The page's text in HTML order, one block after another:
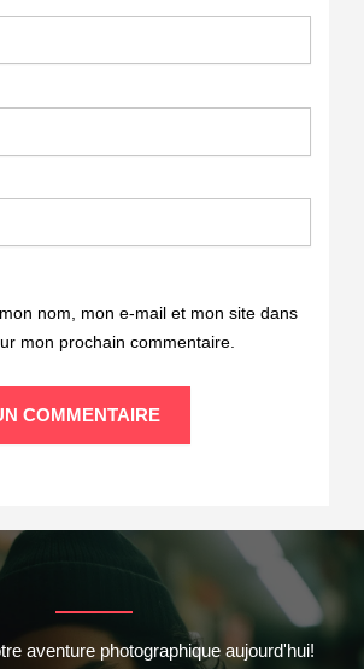
nom, mon e-mail et mon site dans
mon prochain commentaire.
aventure photographique aujourd'hui!